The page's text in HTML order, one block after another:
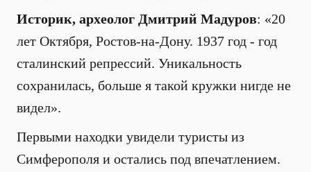
Историк, археолог Дмитрий Мадуров: «20
лет Октября, Ростов-на-Дону. 1937 год - год
сталинский репрессий. Уникальность
сохранилась, больше я такой кружки нигде не
видел».
Первыми находки увидели туристы из
Симферополя и остались под впечатлением.